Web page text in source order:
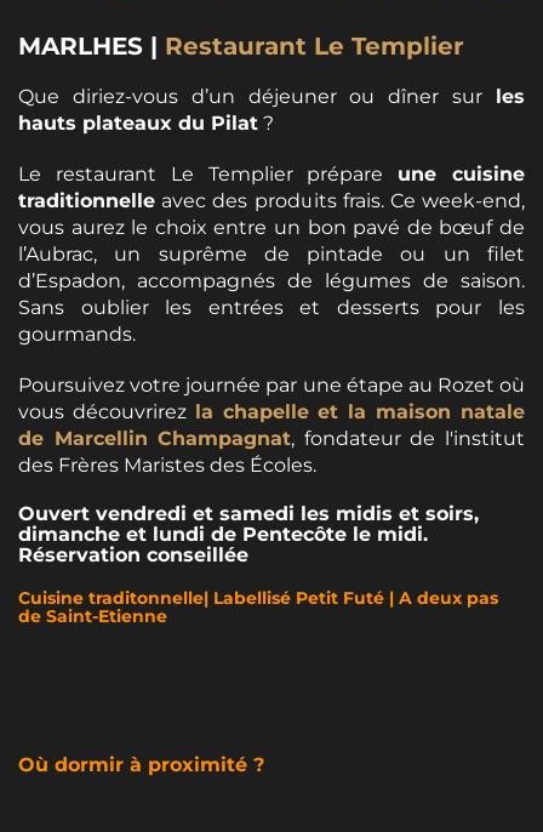
MARLHES | Restaurant Le Templier
Que diriez-vous d’un déjeuner ou dîner sur les
hauts plateaux du Pilat ?
Le restaurant Le Templier prépare une cuisine
traditionnelle avec des produits frais. Ce week-end,
vous aurez le choix entre un bon pavé de bœuf de
l’Aubrac, un suprême de pintade ou un filet
d’Espadon, accompagnés de légumes de saison.
Sans oublier les entrées et desserts pour les
gourmands.
Poursuivez votre journée par une étape au Rozet où
vous découvrirez la chapelle et la maison natale
de Marcellin Champagnat, fondateur de l'institut
des Frères Maristes des Écoles.
Ouvert vendredi et samedi les midis et soirs,
dimanche et lundi de Pentecôte le midi.
Réservation conseillée
Cuisine traditonnelle| Labellisé Petit Futé | A deux pas
de Saint-Etienne
Où dormir à proximité ?